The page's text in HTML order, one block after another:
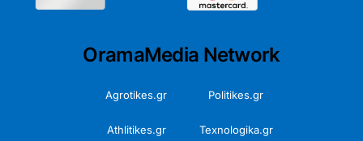
OramaMedia Network
Agrotikes.gr Politikes.gr
Athlitikes.gr Texnologika.gr